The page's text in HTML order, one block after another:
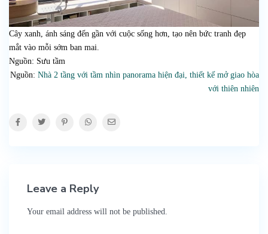
Cây xanh, ánh sáng đến gần với cuộc sống hơn, tạo nên bức tranh đẹp
mắt vào mỗi sớm ban mai.
Nguồn: Sưu tầm
Nguồn: Nhà 2 tầng với tầm nhìn panorama hiện đại, thiết kế mở giao hòa
với thiên nhiên
Leave a Reply
Your email address will not be published.